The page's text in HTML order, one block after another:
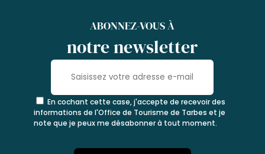
ABONNEZ-VOUS À
notre newsletter
En cochant cette case, j'accepte de recevoir des
informations de l'Office de Tourisme de Tarbes et je
note que je peux me désabonner à tout moment.